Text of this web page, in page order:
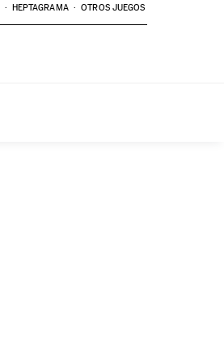
HEPTAGRAMA OTROS JUEGOS